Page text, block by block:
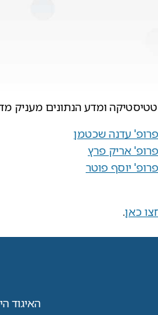
ומדע הנתונים מעניק
פרופ' עדנה שכטמן
פרופ' אריק פרץ
פרופ' יוסף פוטר
כאן.
האיגוד